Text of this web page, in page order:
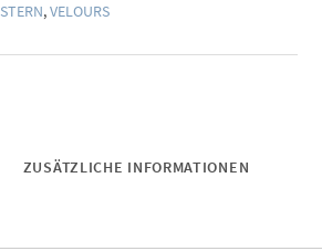
STERN,VELOURS
ZUSÄTZLICHE INFORMATIONEN